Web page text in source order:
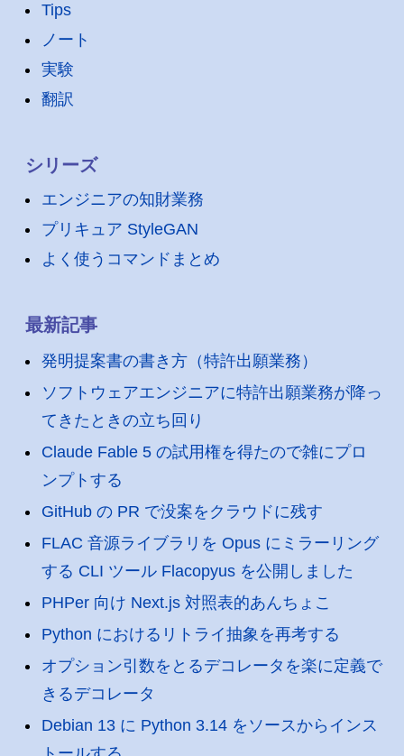
Tips
ノート
実験
翻訳
シリーズ
エンジニアの知財業務
プリキュア StyleGAN
よく使うコマンドまとめ
最新記事
発明提案書の書き方（特許出願業務）
ソフトウェアエンジニアに特許出願業務が降っ
てきたときの立ち回り
Claude Fable 5 の試用権を得たので雑にプロ
ンプトする
GitHub の PR で没案をクラウドに残す
FLAC 音源ライブラリを Opus にミラーリング
する CLI ツール Flacopyus を公開しました
PHPer 向け Next.js 対照表的あんちょこ
Python におけるリトライ抽象を再考する
オプション引数をとるデコレータを楽に定義で
きるデコレータ
Debian 13 に Python 3.14 をソースからインス